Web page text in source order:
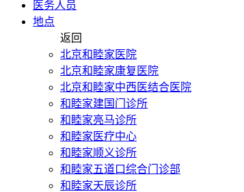
医务人员
地点
返回
北京和睦家医院
北京和睦家康复医院
北京和睦家中西医结合医院
和睦家建国门诊所
和睦家亮马诊所
和睦家医疗中心
和睦家顺义诊所
和睦家五道口综合门诊部
和睦家天辰诊所